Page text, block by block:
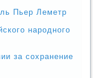
Пьер Леметр
народного
за сохранение